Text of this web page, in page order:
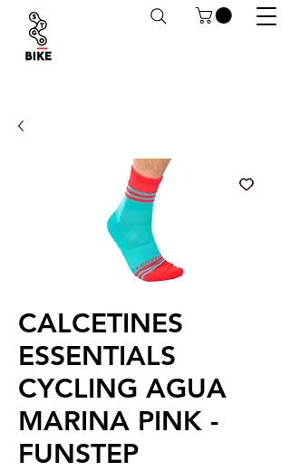
Despachos a todo Chile. Retiro en tiendas
CALCETINES
ESSENTIALS
CYCLING AGUA
MARINA PINK -
FUNSTEP